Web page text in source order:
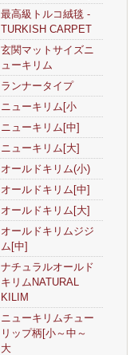
最高級トルコ絨毯 -
TURKISH CARPET
玄関マットサイズニ
ューキリム
ランナータイプ
ニューキリム[小
ニューキリム[中]
ニューキリム[大]
オールドキリム(小)
オールドキリム[中]
オールドキリム[大]
オールドキリムジジ
ム[中]
ナチュラルオールド
キリムNATURAL
KILIM
ニューキリムチュー
リップ柄[小～中～
大